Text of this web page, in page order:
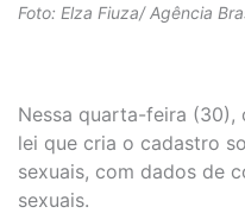
Foto: Elza Fiuza/ Agência
Nessa quarta-feira
lei que cria o cadastro
sexuais, com dados de
sexuais.